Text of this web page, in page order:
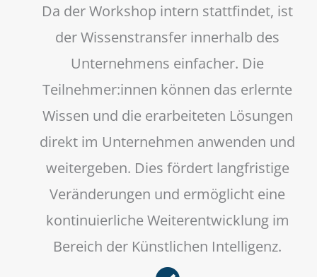
Da der Workshop intern stattfindet, ist
der Wissenstransfer innerhalb des
Unternehmens einfacher. Die
Teilnehmer:innen können das erlernte
Wissen und die erarbeiteten Lösungen
direkt im Unternehmen anwenden und
weitergeben. Dies fördert langfristige
Veränderungen und ermöglicht eine
kontinuierliche Weiterentwicklung im
Bereich der Künstlichen Intelligenz.